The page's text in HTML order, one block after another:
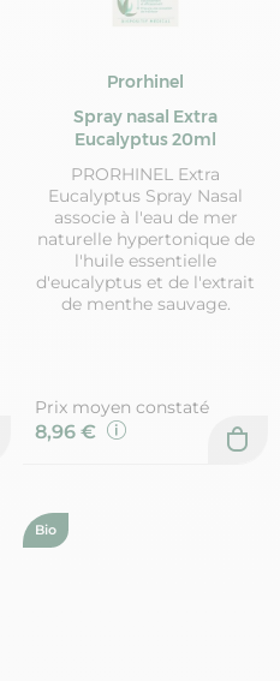
Prorhinel
Spray nasal Extra
Eucalyptus 20ml
PRORHINEL Extra
Eucalyptus Spray Nasal
associe à l'eau de mer
naturelle hypertonique de
l'huile essentielle
d'eucalyptus et de l'extrait
de menthe sauvage.
Prix moyen constaté
8,96 €
Bio